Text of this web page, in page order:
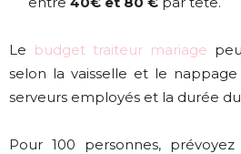
Le budget traiteur mariage
selon la vaisselle et le
serveurs employés et la durée
Pour 100 personnes,